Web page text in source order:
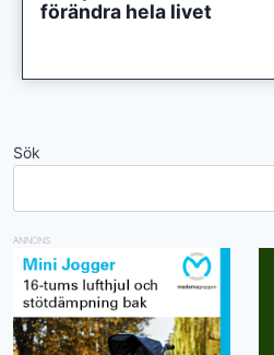
förändra hela livet
Sök
ANNONS